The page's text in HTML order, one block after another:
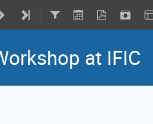
at IFIC